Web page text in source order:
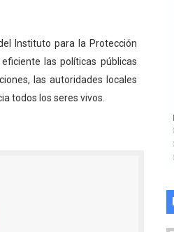
Instituto para la Protección
las políticas públicas
las autoridades locales
todos los seres vivos.